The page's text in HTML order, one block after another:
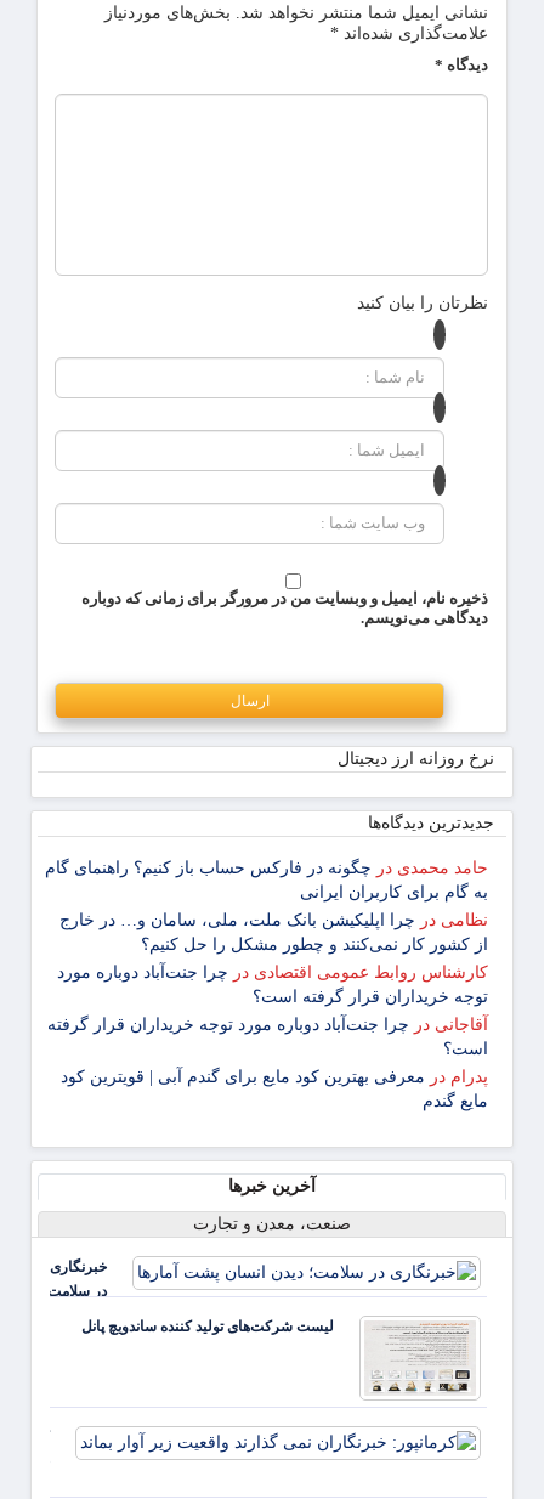
نشانی ایمیل شما منتشر نخواهد شد. بخش‌های موردنیاز
علامت‌گذاری شده‌اند *
دیدگاه *
نظرتان را بیان کنید
ذخیره نام، ایمیل و وبسایت من در مرورگر برای زمانی که دوباره
دیدگاهی می‌نویسم.
نرخ روزانه ارز دیجیتال
جدیدترین دیدگاه‌‌ها
حامد محمدی در چگونه در فارکس حساب باز کنیم؟ راهنمای گام
‌به ‌گام برای کاربران ایرانی
نظامی در چرا اپلیکیشن بانک ملت، ملی، سامان و… در خارج
از کشور کار نمی‌کنند و چطور مشکل را حل کنیم؟
کارشناس روابط عمومی اقتصادی در چرا جنت‌آباد دوباره مورد
توجه خریداران قرار گرفته است؟
آقاجانی در چرا جنت‌آباد دوباره مورد توجه خریداران قرار گرفته
است؟
پدرام در معرفی بهترین کود مایع برای گندم آبی | قویترین کود
مایع گندم
آخرین خبرها
صنعت، معدن و تجارت
خبرنگاری
در سلامت؛
دیدن
انسان
لیست شرکت‌های تولید کننده ساندویچ پانل